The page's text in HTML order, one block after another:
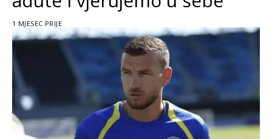
1 MJESEC PRIJE